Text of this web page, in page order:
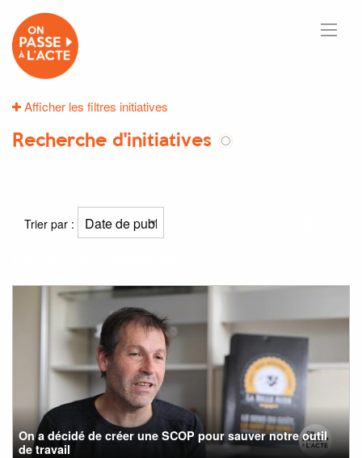
Afficher les filtres initiatives
Recherche d'initiatives
Trier par :
On a décidé de créer une SCOP pour sauver notre outil
de travail